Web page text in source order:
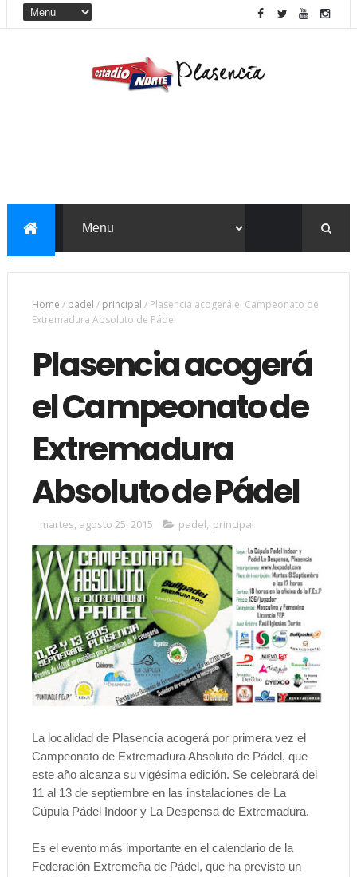
Home / padel / principal / Plasencia acogerá el Campeonato de
Extremadura Absoluto de Pádel
Plasencia acogerá
el Campeonato de
Extremadura
Absoluto de Pádel
martes, agosto 25, 2015 padel, principal
La localidad de Plasencia acogerá por primera vez el
Campeonato de Extremadura Absoluto de Pádel, que
este año alcanza su vigésima edición. Se celebrará del
11 al 13 de septiembre en las instalaciones de La
Cúpula Pádel Indoor y La Despensa de Extremadura.
Es el evento más importante en el calendario de la
Federación Extremeña de Pádel, que ha previsto un